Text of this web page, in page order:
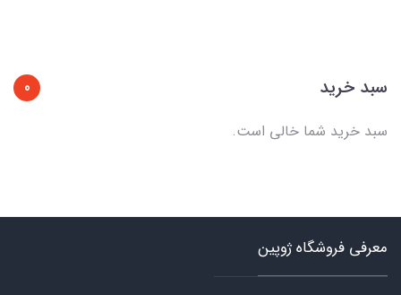
سبد خرید
0
سبد خرید شما خالی است.
معرفی فروشگاه ژوپین